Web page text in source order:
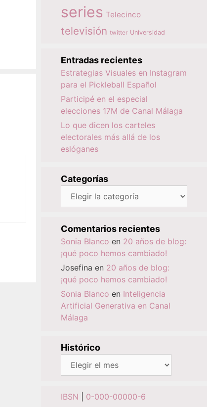
series Telecinco
televisión twitter Universidad
Entradas recientes
Estrategias Visuales en Instagram
para el Pickleball Español
Participé en el especial
elecciones 17M de Canal Málaga
Lo que dicen los carteles
electorales más allá de los
eslóganes
Categorías
Categorías
Comentarios recientes
Sonia Blanco en 20 años de blog:
¡qué poco hemos cambiado!
Josefina en 20 años de blog:
¡qué poco hemos cambiado!
Sonia Blanco en Inteligencia
Artificial Generativa en Canal
Málaga
Histórico
Histórico
IBSN 0-000-00000-6